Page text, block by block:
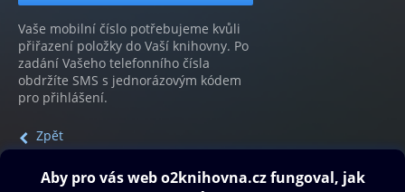
Vaše mobilní číslo potřebujeme kvůli
přiřazení položky do Vaší knihovny. Po
zadání Vašeho telefonního čísla
obdržíte SMS s jednorázovým kódem
pro přihlášení.
Zpět